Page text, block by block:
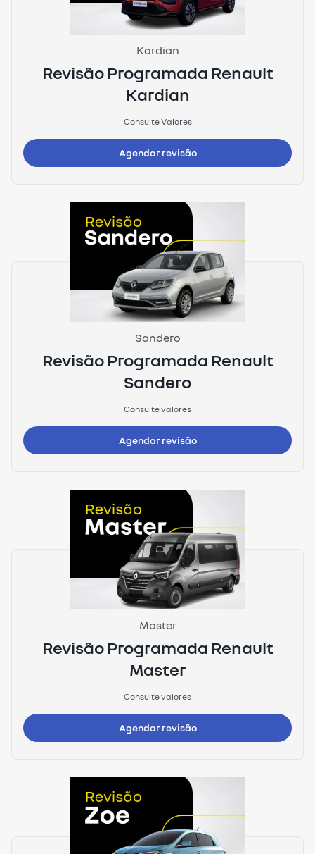
Kardian
Revisão Programada Renault
Kardian
Consulte Valores
Agendar revisão
Sandero
Revisão Programada Renault
Sandero
Consulte valores
Agendar revisão
Master
Revisão Programada Renault
Master
Consulte valores
Agendar revisão